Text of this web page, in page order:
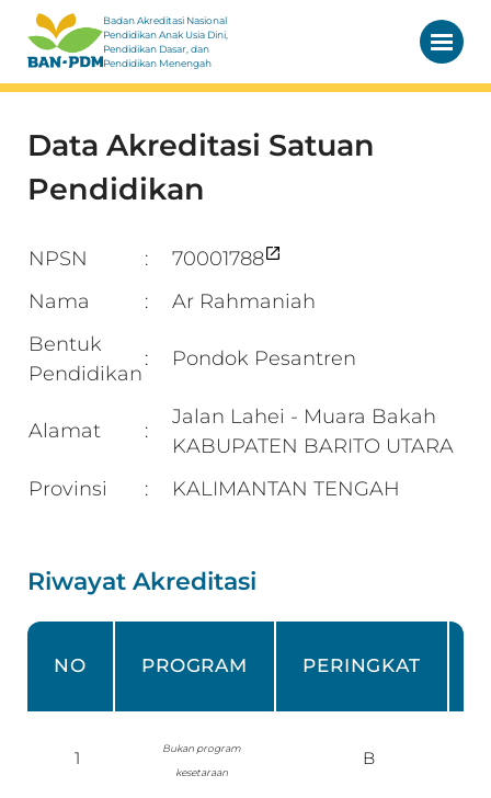
Badan Akreditasi Nasional
Pendidikan Anak Usia Dini,
Pendidikan Dasar, dan
Pendidikan Menengah
Data Akreditasi Satuan
Pendidikan
NPSN :
70001788
Nama
:
Ar Rahmaniah
Bentuk
Pendidikan
: Pondok Pesantren
Alamat :
Jalan Lahei - Muara Bakah
KABUPATEN BARITO UTARA
Provinsi
: KALIMANTAN TENGAH
Riwayat Akreditasi
NO PROGRAM PERINGKAT
1
Bukan program
kesetaraan
B